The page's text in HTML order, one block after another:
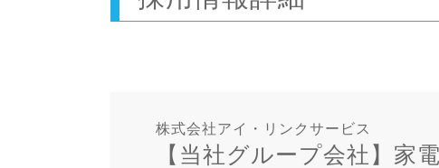
株式会社アイ・リンクサービス
【当社グループ会社】家